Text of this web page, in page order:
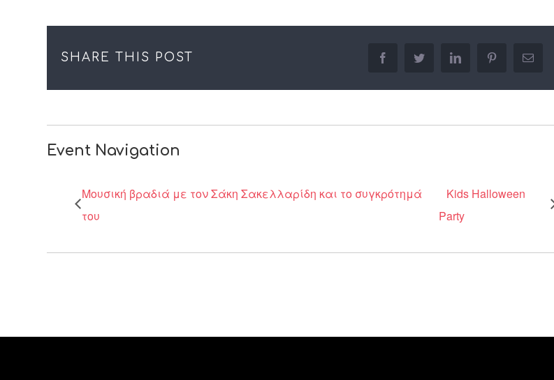
SHARE THIS POST facebooktwitter linkedin pinterestEmail
Event Navigation
Μουσική βραδιά με τον Σάκη Σακελλαρίδη και το συγκρότημά
του
Kids Halloween
Party